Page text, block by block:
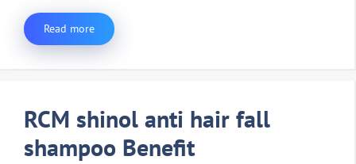
Read more
RCM shinol anti hair fall
shampoo Benefit